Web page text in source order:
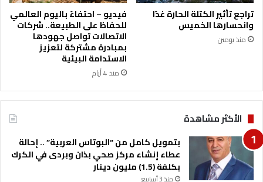
د
ع
م
ق
ل
ا
ق
ا
ت
ا
ل
ع
ا
ل
م
ا
ف
ي
ا
ل
و
تراجع تأثير الكتلة الحارة غدًا
وانحسارها الخميس
منذ يومين
فيديو – احتفاءً باليوم العالمي
للحفاظ على الطبيعة.. شركات
الاتصالات تواصل جهودها
بمبادرة مشتركة لتعزيز
الاستدامة البيئية
منذ 4 أيام
الأكثر مشاهدة
بتمويل كامل من “البوتاس العربية” .. إحالة
عطاء إنشاء مركز صحي بذان وبردى في الكرك
بكلفة (1.5) مليون دينار
منذ 3 أسابيع